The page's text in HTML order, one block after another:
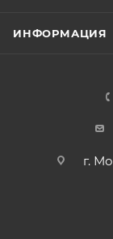
ИНФОРМАЦИЯ
г.